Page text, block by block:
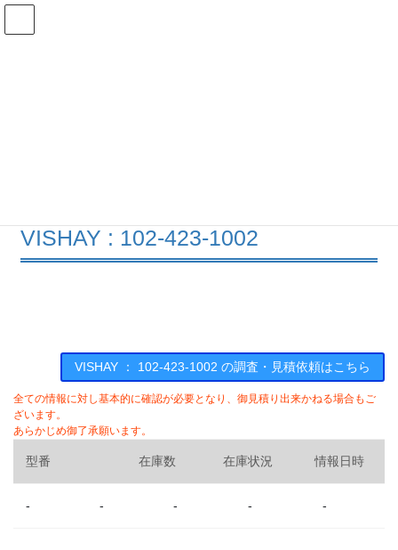
コ
ナ
VISHAY : 102-423-1002
VISHAY ： 102-423-1002 の調査・見積依頼はこちら
全ての情報に対し基本的に確認が必要となり、御見積り出来かねる場合もご
ざいます。
あらかじめ御了承願います。
型番 在庫数 在庫状況 情報日時
- - - - -